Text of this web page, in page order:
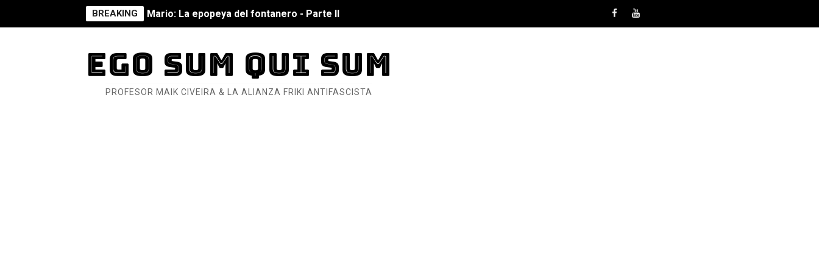
BREAKING Mario: La epopeya del fontanero - Parte I
Que no nos aplaste el Talón de Hierro
EGO SUM QUI SUM
PROFESOR MAIK CIVEIRA & LA ALIANZA FRIKI ANTIFASCISTA